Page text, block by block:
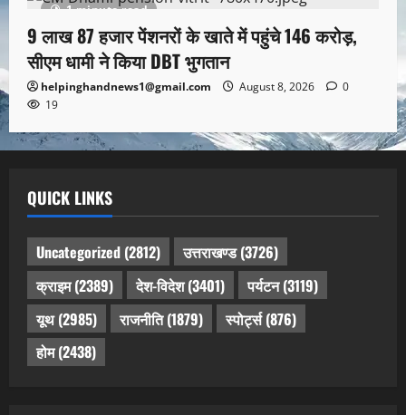
1 minute read
9 लाख 87 हजार पेंशनरों के खाते में पहुंचे 146 करोड़,
सीएम धामी ने किया DBT भुगतान
helpinghandnews1@gmail.com August 8, 2026
0
19
QUICK LINKS
Uncategorized (2812) उत्तराखण्ड(3726)
क्राइम(2389) देश-विदेश(3401) पर्यटन(3119)
यूथ(2985) राजनीति(1879) स्पोर्ट्स(876)
होम(2438)